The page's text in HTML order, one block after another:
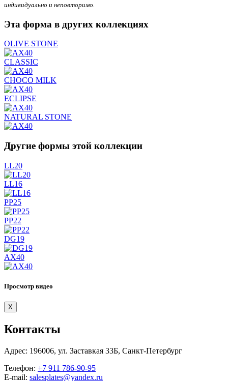
индивидуально и неповторимо.
Эта форма в других коллекциях
OLIVE STONE
CLASSIC
CHOCO MILK
ECLIPSE
NATURAL STONE
Другие формы этой коллекции
LL20
LL16
PP25
PP22
DG19
AX40
Просмотр видео
X
Контакты
Адрес: 196006, ул. Заставкая 33Б, Санкт-Петербург
Телефон: +7 911 786-90-95
E-mail: salesplates@yandex.ru